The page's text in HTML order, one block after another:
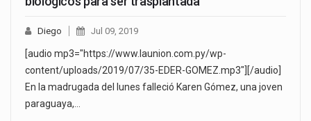
Diego Jul 09, 2019
[audio mp3="https://www.launion.com.py/wp-
content/uploads/2019/07/35-EDER-GOMEZ.mp3"][/audio]
En la madrugada del lunes falleció Karen Gómez, una joven
paraguaya,…